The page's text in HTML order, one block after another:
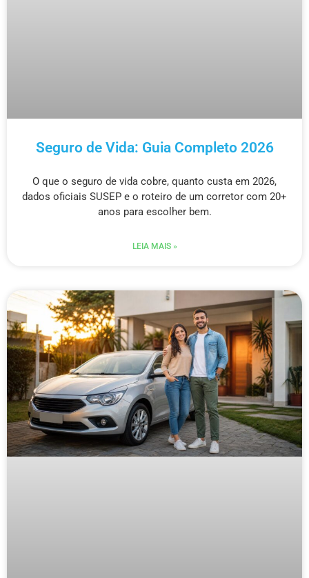
Seguro de Vida: Guia Completo 2026
O que o seguro de vida cobre, quanto custa em 2026,
dados oficiais SUSEP e o roteiro de um corretor com 20+
anos para escolher bem.
LEIA MAIS »